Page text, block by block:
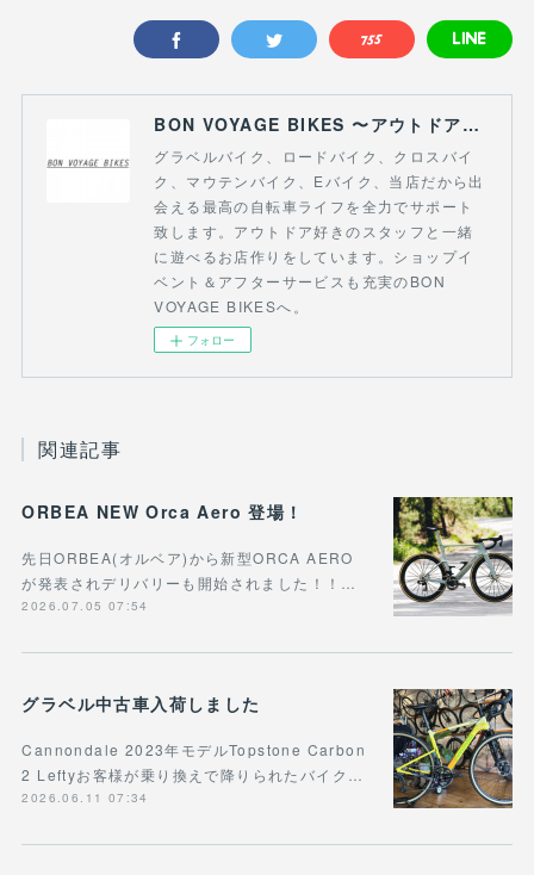
BON VOYAGE BIKES 〜アウトドアライフにつながる自転車専門店〜
グラベルバイク、ロードバイク、クロスバイ
ク、マウテンバイク、Eバイク、当店だから出
会える最高の自転車ライフを全力でサポート
致します。アウトドア好きのスタッフと一緒
に遊べるお店作りをしています。ショップイ
ベント＆アフターサービスも充実のBON
VOYAGE BIKESへ。
フォロー
関連記事
ORBEA NEW Orca Aero 登場！
先日ORBEA(オルベア)から新型ORCA AERO
が発表されデリバリーも開始されました！！…
2026.07.05 07:54
グラベル中古車入荷しました
Cannondale 2023年モデルTopstone Carbon
2 Leftyお客様が乗り換えで降りられたバイク…
2026.06.11 07:34